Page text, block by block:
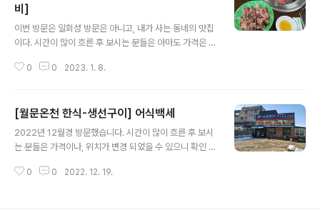
비]
이번 방문은 일회성 방문은 아니고, 내가 사는 동네의 맛집
이다. 시간이 많이 흐른 후 보시는 분들은 아마도 가격은 변
도 초등학생때부터 있던 집으로 기억하는데 어릴적 아버
기에 기억이난다. - 위치 - 메뉴 - 가격 갈매기살 13,000
원 - 총평 흑석역에 가까이 있고, 위치도 좋은편이라 손님
들이 많다. 대학생 분들과 지역주민들 연령대도 다양하게
가 좋으셔서 금방 갈아주시거나 아니면 이야기하면 바로
0 0 2023. 1. 8.
[월문온천 한식-생선구이] 어식백세
2022년 12월경 방문했습니다. 시간이 많이 흐른 후 보시
는 분들은 가격이나, 위치가 변경 되었을 수 있으니 확인 후
찜등 생선을 이용한 요리들 주력은 화덕에서 구운 생선구
0 0 2022. 12. 19.